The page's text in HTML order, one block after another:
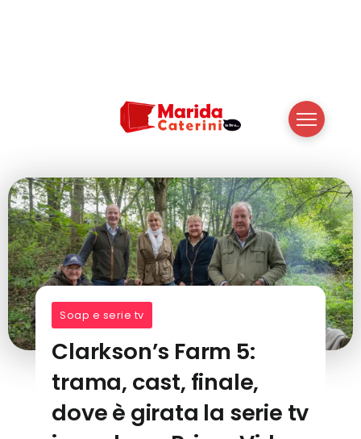
Soap e serie tv
Clarkson’s Farm 5:
trama, cast, finale,
dove è girata la serie tv